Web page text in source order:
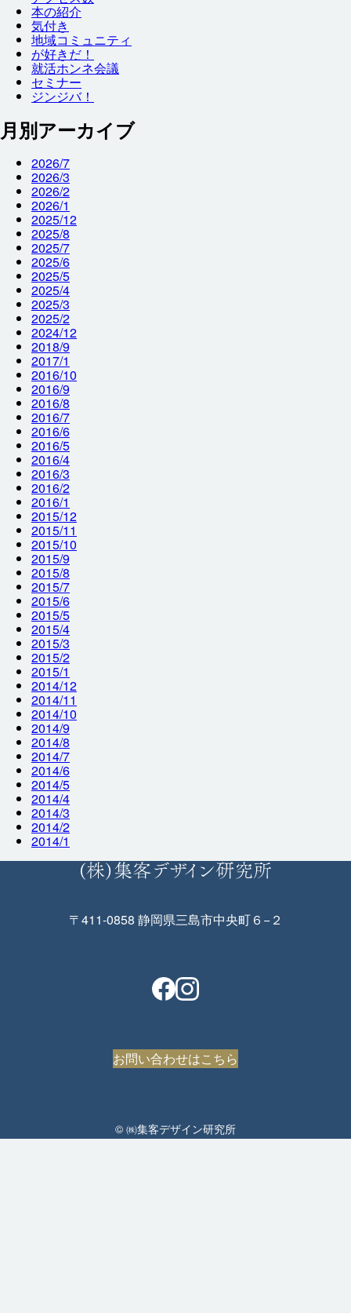
本の紹介
気付き
地域コミュニティ
が好きだ！
就活ホンネ会議
セミナー
ジンジバ！
月別アーカイブ
2026/7
2026/3
2026/2
2026/1
2025/12
2025/8
2025/7
2025/6
2025/5
2025/4
2025/3
2025/2
2024/12
2018/9
2017/1
2016/10
2016/9
2016/8
2016/7
2016/6
2016/5
2016/4
2016/3
2016/2
2016/1
2015/12
2015/11
2015/10
2015/9
2015/8
2015/7
2015/6
2015/5
2015/4
2015/3
2015/2
2015/1
2014/12
2014/11
2014/10
2014/9
2014/8
2014/7
2014/6
2014/5
2014/4
2014/3
2014/2
2014/1
〒411-0858 静岡県三島市中央町６−２
お問い合わせはこちら
© ㈱集客デザイン研究所